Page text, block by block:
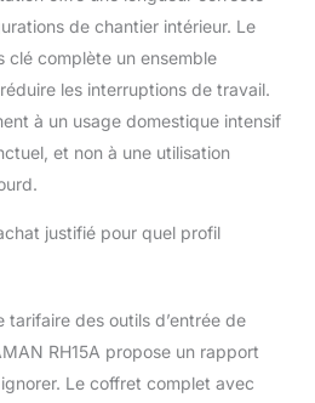
de chantier intérieur. Le
clé complète un ensemble
les interruptions de travail.
à un usage domestique intensif
et non à une utilisation
justifié pour quel profil
tarifaire des outils d’entrée de
RH15A propose un rapport
Le coffret complet avec